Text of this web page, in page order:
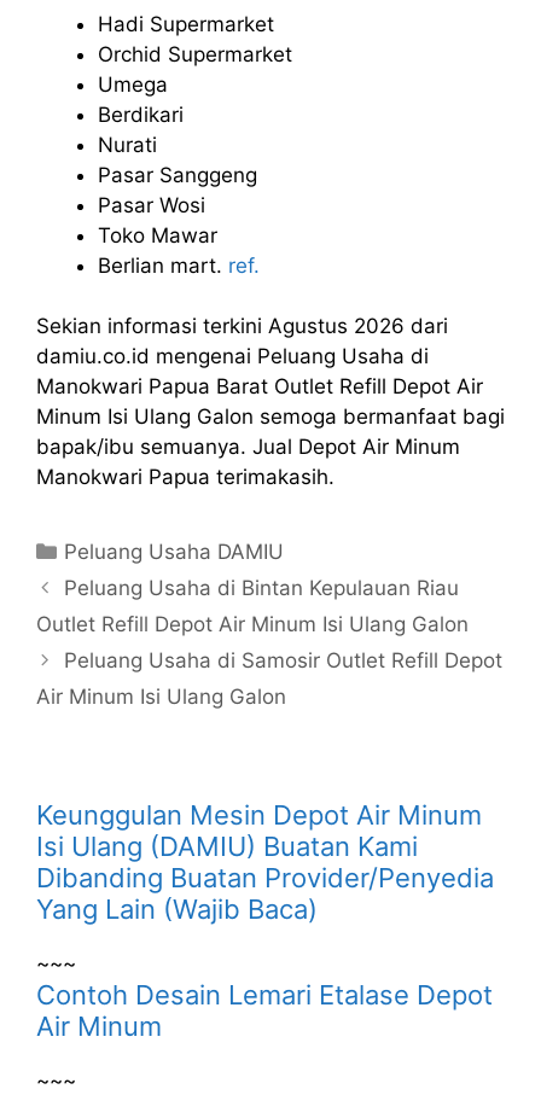
Hadi Supermarket
Orchid Supermarket
Umega
Berdikari
Nurati
Pasar Sanggeng
Pasar Wosi
Toko Mawar
Berlian mart. ref.
Sekian informasi terkini Agustus 2026 dari
damiu.co.id mengenai Peluang Usaha di
Manokwari Papua Barat Outlet Refill Depot Air
Minum Isi Ulang Galon semoga bermanfaat bagi
bapak/ibu semuanya. Jual Depot Air Minum
Manokwari Papua terimakasih.
Kategori
Peluang Usaha DAMIU
Peluang Usaha di Bintan Kepulauan Riau
Outlet Refill Depot Air Minum Isi Ulang Galon
Peluang Usaha di Samosir Outlet Refill Depot
Air Minum Isi Ulang Galon
Keunggulan Mesin Depot Air Minum
Isi Ulang (DAMIU) Buatan Kami
Dibanding Buatan Provider/Penyedia
Yang Lain (Wajib Baca)
~~~
Contoh Desain Lemari Etalase Depot
Air Minum
~~~